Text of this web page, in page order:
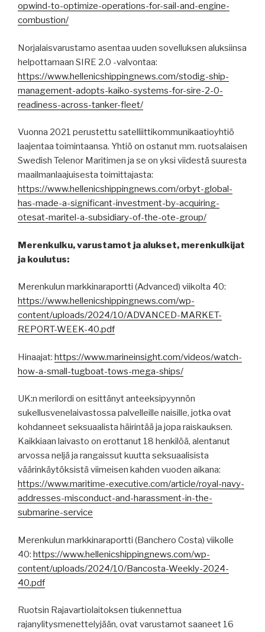
opwind-to-optimize-operations-for-sail-and-engine-
combustion/
Norjalaisvarustamo asentaa uuden sovelluksen aluksiinsa
helpottamaan SIRE 2.0 -valvontaa:
https://www.hellenicshippingnews.com/stodig-ship-
management-adopts-kaiko-systems-for-sire-2-0-
readiness-across-tanker-fleet/
Vuonna 2021 perustettu satelliittikommunikaatioyhtiö
laajentaa toimintaansa. Yhtiö on ostanut mm. ruotsalaisen
Swedish Telenor Maritimen ja se on yksi viidestä suuresta
maailmanlaajuisesta toimittajasta:
https://www.hellenicshippingnews.com/orbyt-global-
has-made-a-significant-investment-by-acquiring-
otesat-maritel-a-subsidiary-of-the-ote-group/
Merenkulku, varustamot ja alukset, merenkulkijat
ja koulutus:
Merenkulun markkinaraportti (Advanced) viikolta 40:
https://www.hellenicshippingnews.com/wp-
content/uploads/2024/10/ADVANCED-MARKET-
REPORT-WEEK-40.pdf
Hinaajat: https://www.marineinsight.com/videos/watch-
how-a-small-tugboat-tows-mega-ships/
UK:n merilordi on esittänyt anteeksipyynnön
sukellusvenelaivastossa palvelleille naisille, jotka ovat
kohdanneet seksuaalista häirintää ja jopa raiskauksen.
Kaikkiaan laivasto on erottanut 18 henkilöä, alentanut
arvossa neljä ja rangaissut kuutta seksuaalisista
väärinkäytöksistä viimeisen kahden vuoden aikana:
https://www.maritime-executive.com/article/royal-navy-
addresses-misconduct-and-harassment-in-the-
submarine-service
Merenkulun markkinaraportti (Banchero Costa) viikolle
40: https://www.hellenicshippingnews.com/wp-
content/uploads/2024/10/Bancosta-Weekly-2024-
40.pdf
Ruotsin Rajavartiolaitoksen tiukennettua
rajanylitysmenettelyjään, ovat varustamot saaneet 16